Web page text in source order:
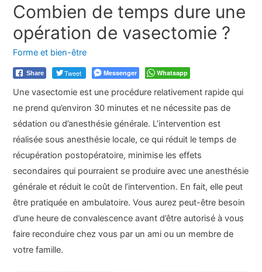
Combien de temps dure une
opération de vasectomie ?
Forme et bien-être
Share Tweet Messenger Whatsapp
Une vasectomie est une procédure relativement rapide qui
ne prend qu’environ 30 minutes et ne nécessite pas de
sédation ou d’anesthésie générale. L’intervention est
réalisée sous anesthésie locale, ce qui réduit le temps de
récupération postopératoire, minimise les effets
secondaires qui pourraient se produire avec une anesthésie
générale et réduit le coût de l’intervention. En fait, elle peut
être pratiquée en ambulatoire. Vous aurez peut-être besoin
d’une heure de convalescence avant d’être autorisé à vous
faire reconduire chez vous par un ami ou un membre de
votre famille.